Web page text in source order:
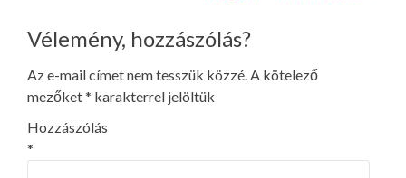
Vélemény, hozzászólás?
Az e-mail címet nem tesszük közzé.A kötelező
mezőket* karakterrel jelöltük
Hozzászólás
*